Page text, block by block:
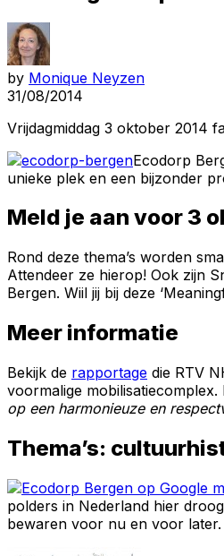
by Monique Neyzen
31/08/2014
Vrijdagmiddag 3 oktober 2014
Ecodorp
unieke plek en een bijzonder
Meld je aan voor 3
Rond deze thema’s worden
Attendeer ze hierop! Ook zijn
Bergen. Wiil jij bij deze
Meer informatie
Bekijk de rapportage die RTV
voormalige
op een harmonieuze en
Thema’s:
polders in Nederland hier
bewaren voor nu en voor later.